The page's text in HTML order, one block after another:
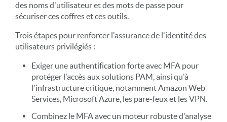
des noms d'utilisateur et des mots de passe pour
sécuriser ces coffres et ces outils.
Trois étapes pour renforcer l'assurance de l'identité des
utilisateurs privilégiés :
Exiger une authentification forte avec MFA pour
protéger l'accès aux solutions PAM, ainsi qu'à
l'infrastructure critique, notamment Amazon Web
Services, Microsoft Azure, les pare-feux et les VPN.
Combinez le MFA avec un moteur robuste d'analyse